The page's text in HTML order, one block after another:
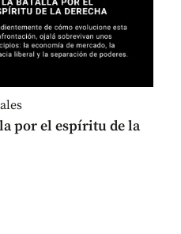
por el espíritu de la